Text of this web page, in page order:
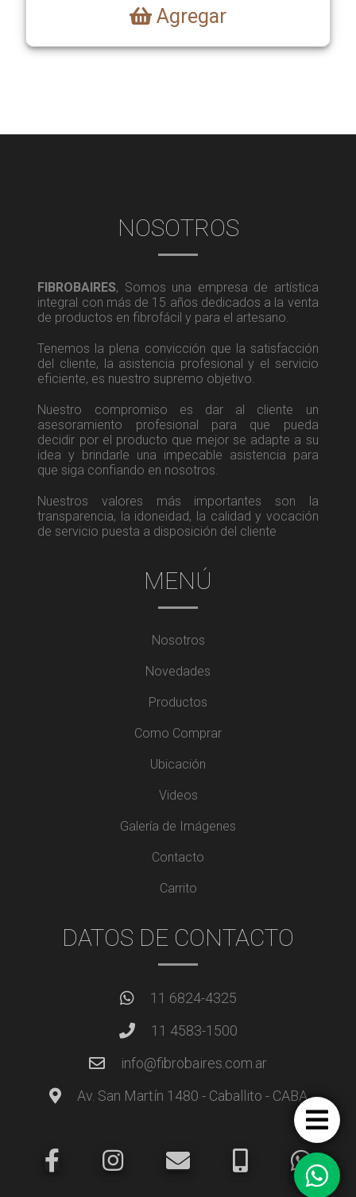
Agregar
NOSOTROS
FIBROBAIRES, Somos una empresa de artística
integral con más de 15 años dedicados a la venta
de productos en fibrofácil y para el artesano.
Tenemos la plena convicción que la satisfacción
del cliente, la asistencia profesional y el servicio
eficiente, es nuestro supremo objetivo.
Nuestro compromiso es dar al cliente un
asesoramiento profesional para que pueda
decidir por el producto que mejor se adapte a su
idea y brindarle una impecable asistencia para
que siga confiando en nosotros.
Nuestros valores más importantes son la
transparencia, la idoneidad, la calidad y vocación
de servicio puesta a disposición del cliente
MENÚ
Nosotros
Novedades
Productos
Como Comprar
Ubicación
Videos
Galería de Imágenes
Contacto
Carrito
DATOS DE CONTACTO
11 6824-4325
11 4583-1500
info@fibrobaires.com.ar
Av. San Martín 1480 - Caballito - CABA